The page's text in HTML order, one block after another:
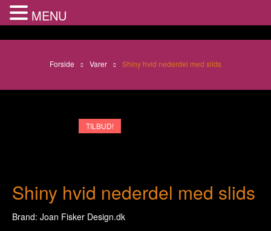
Forside Varer Shiny hvid nederdel med slids
TILBUD!
Shiny hvid nederdel med slids
Brand: Joan Fisker Design.dk
MENU